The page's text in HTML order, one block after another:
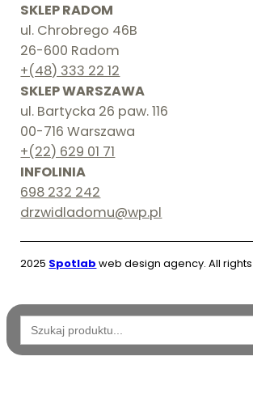
SKLEP RADOM
ul. Chrobrego 46B
26-600 Radom
+(48) 333 22 12
SKLEP WARSZAWA
ul. Bartycka 26 paw. 116
00-716 Warszawa
+(22) 629 01 71
INFOLINIA
698 232 242
drzwidladomu@wp.pl
2025 Spotlab web design agency. All
Wyszukaj: